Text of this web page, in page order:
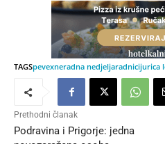
TAGSpevexneradna nedjeljaradnicijurica
Prethodni članak
Podravina i Prigorje: jedna